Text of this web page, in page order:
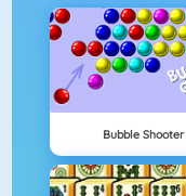
Bubble Shooter